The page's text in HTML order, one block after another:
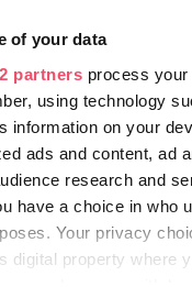
of your data
partners process your
using technology
information on your
ads and content, ad
research and
have a choice in who
Your privacy
digital property where
soi rar de struguri de
aromat și
din acesta
plin de viață,
de ciclamen.